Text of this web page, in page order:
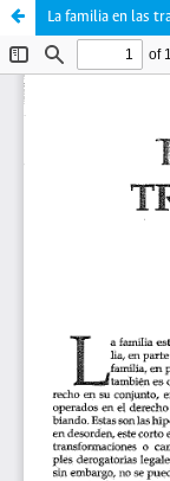
La familia en las